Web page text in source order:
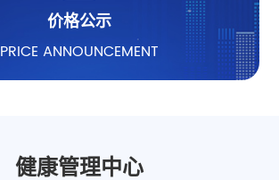
价格公示
PRICE ANNOUNCEMENT
健康管理中心